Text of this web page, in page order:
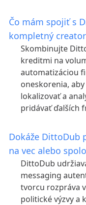
Čo mám spojiť s
kompletný
Skombinujte
kreditmi na
automatizáciou
oneskorenia,
lokalizovať a
pridávať ďalších
Dokáže DittoDub
na vec alebo
DittoDub
messaging
tvorcu rozpráva
politické výzvy a